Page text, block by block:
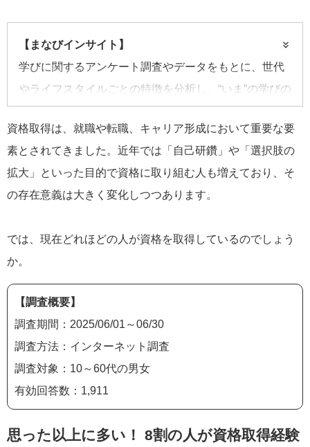
【まなびインサイト】
学びに関するアンケート調査やデータをもとに、世代
やライフスタイルごとの特徴を分析し、“いま”の学びの
のトレンドから、学びを取り巻く社会の変化まで、多
角的にひも解きます。
資格取得は、就職や転職、キャリア形成において重要な要
素とされてきました。近年では「自己研鑽」や「選択肢の
拡大」といった目的で資格に取り組む人も増えており、そ
の存在意義は大きく変化しつつあります。
では、現在どれほどの人が資格を取得しているのでしょう
か。
【調査概要】
調査期間：2025/06/01～06/30
調査方法：インターネット調査
調査対象：10～60代の男女
有効回答数：1,911
思った以上に多い！ 8割の人が資格取得経験